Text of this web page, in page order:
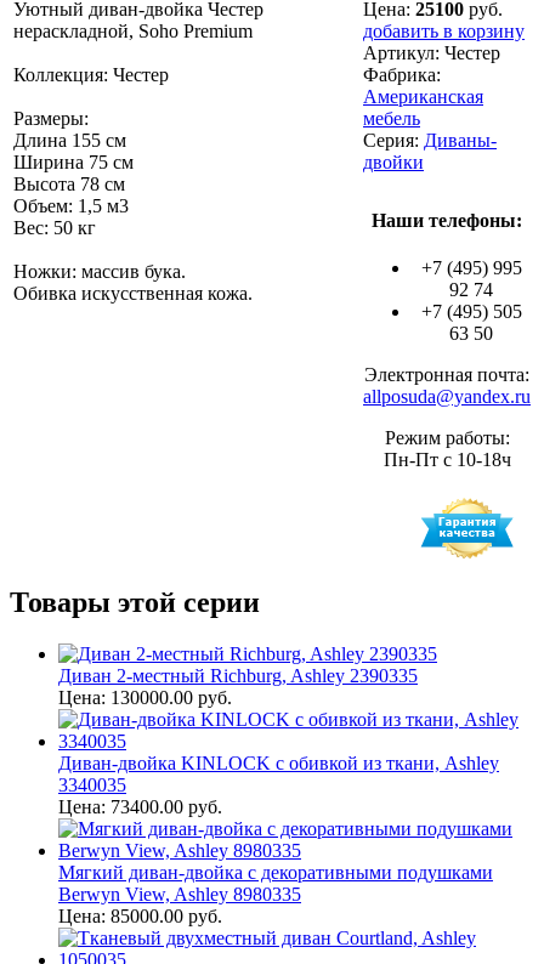
Уютный диван-двойка Честер
нераскладной, Soho Premium
Коллекция: Честер
Размеры:
Длина 155 см
Ширина 75 см
Высота 78 см
Объем: 1,5 м3
Вес: 50 кг
Ножки: массив бука.
Обивка искусственная кожа.
Цена: 25100 руб.
добавить в корзину
Артикул: Честер
Фабрика:
Американская
мебель
Серия: Диваны-
двойки
Наши телефоны:
+7 (495) 995
92 74
+7 (495) 505
63 50
Электронная почта:
allposuda@yandex.ru
Режим работы:
Пн-Пт с 10-18ч
Товары этой серии
Диван 2-местный Richburg, Ashley 2390335
Цена: 130000.00 руб.
Диван-двойка KINLOCK с обивкой из ткани, Ashley
3340035
Цена: 73400.00 руб.
Мягкий диван-двойка с декоративными подушками
Berwyn View, Ashley 8980335
Цена: 85000.00 руб.